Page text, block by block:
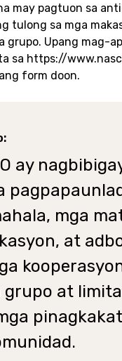
may pagtuon sa
tulong sa mga
grupo. Upang mag-
sa https://
form doon.
ay
mga
at
grupo at